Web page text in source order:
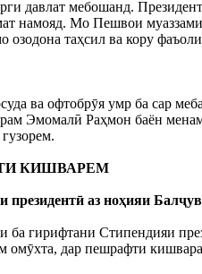
давлат мебошанд.
намояд. Мо Пешвои
таҳсил ва кору
ва офтобрӯя умр ба сар
Эмомалӣ Раҳмон баён
КИШВАРЕМ
аз ноҳияи
ба гирифтани Стипендияи
дар пешрафти